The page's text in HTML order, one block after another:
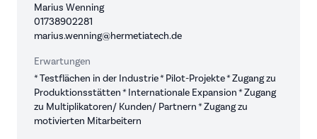
Marius Wenning
01738902281
marius.wenning@hermetiatech.de
Erwartungen
* Testflächen in der Industrie * Pilot-Projekte * Zugang zu
Produktionsstätten * Internationale Expansion * Zugang
zu Multiplikatoren/ Kunden/ Partnern * Zugang zu
motivierten Mitarbeitern